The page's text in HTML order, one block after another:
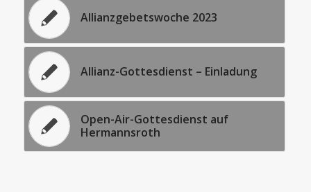
Allianzgebetswoche 2023
Allianz-Gottesdienst – Einladung
Open-Air-Gottesdienst auf
Hermannsroth